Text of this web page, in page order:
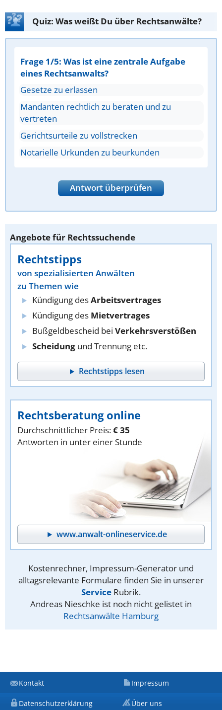
Quiz: Was weißt Du über Rechtsanwälte?
Frage 1/5: Was ist eine zentrale Aufgabe
eines Rechtsanwalts?
Gesetze zu erlassen
Mandanten rechtlich zu beraten und zu
vertreten
Gerichtsurteile zu vollstrecken
Notarielle Urkunden zu beurkunden
Antwort überprüfen
Angebote für Rechtssuchende
Rechtstipps
von spezialisierten Anwälten
zu Themen wie
Kündigung desArbeitsvertrages
Kündigung des Mietvertrages
Bußgeldbescheid bei Verkehrsverstößen
Scheidung und Trennung etc.
Rechtstipps lesen
Rechtsberatung online
Durchschnittlicher Preis:€ 35
Antworten in unter einer Stunde
www.anwalt-onlineservice.de
Kostenrechner, Impressum-Generator und
alltagsrelevante Formulare finden Sie in unserer
Service Rubrik.
Andreas Nieschke ist noch nicht gelistet in
Rechtsanwälte Hamburg
Kontakt Impressum
Datenschutzerklärung Über uns